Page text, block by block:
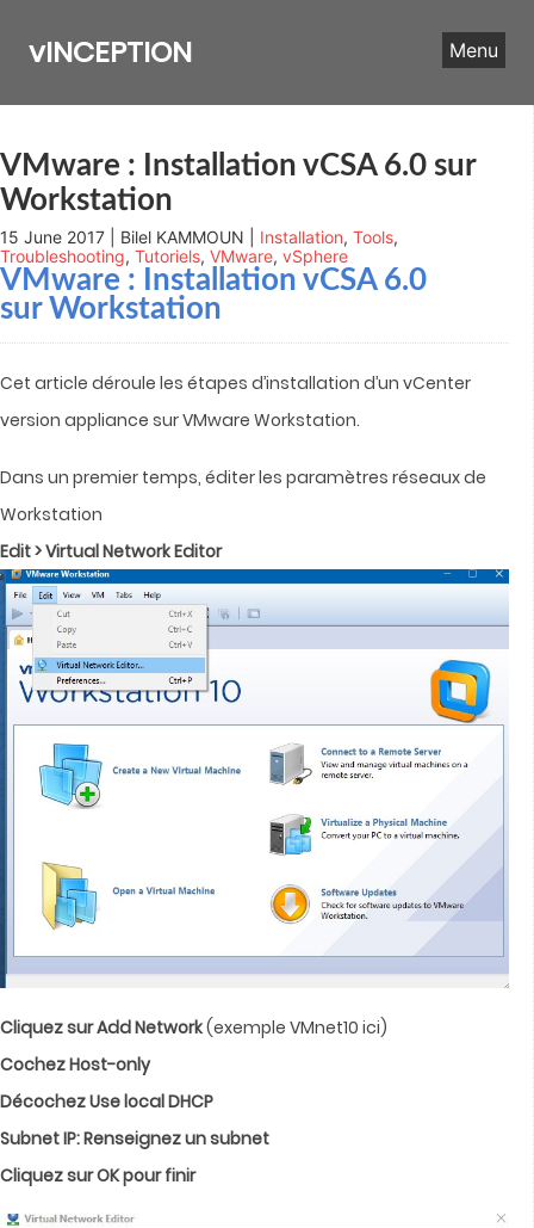
content
vINCEPTION Menu
VMware : Installation vCSA 6.0 sur
Workstation
15 June 2017 | Bilel KAMMOUN | Installation, Tools,
Troubleshooting, Tutoriels, VMware, vSphere
VMware : Installation vCSA 6.0
sur Workstation
Cet article déroule les étapes d’installation d’un vCenter
version appliance sur VMware Workstation.
Dans un premier temps, éditer les paramètres réseaux de
Workstation
Edit > Virtual Network Editor
Cliquez sur Add Network(exemple VMnet10 ici)
Cochez Host-only
Décochez Use local DHCP
Subnet IP: Renseignez un subnet
Cliquez sur OK pour finir